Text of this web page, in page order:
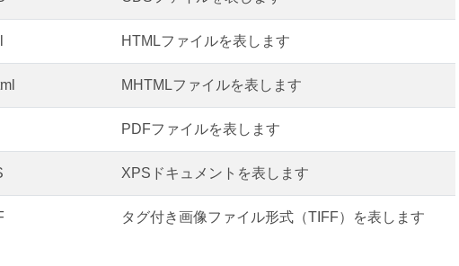
HTMLファイルを表します
MHTMLファイルを表します
PDFファイルを表します
XPSドキュメントを表します
タグ付き画像ファイル形式（TIFF）を表します